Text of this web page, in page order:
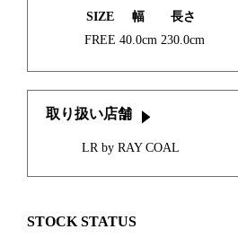
SIZE 幅
長さ
FREE 40.0cm 230.0cm
取り扱い店舗
LR by RAY COAL
STOCK STATUS